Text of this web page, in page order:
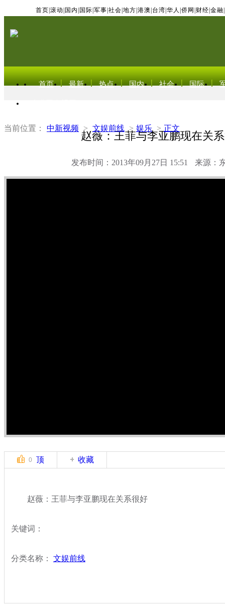
首页 滚动 国内 国际 军事 社会 地方 港澳 台湾 华人 侨网 财经 金融
首页 最新 热点 国内 社会 国际
当前位置： 中新视频 > 文娱前线 > 娱乐 > 正文
赵薇：王菲与李亚鹏现在关
发布时间：2013年09月27日 15:51 来源：
0 顶 收藏
赵薇：王菲与李亚鹏现在关系很好
关键词：
分类名称： 文娱前线